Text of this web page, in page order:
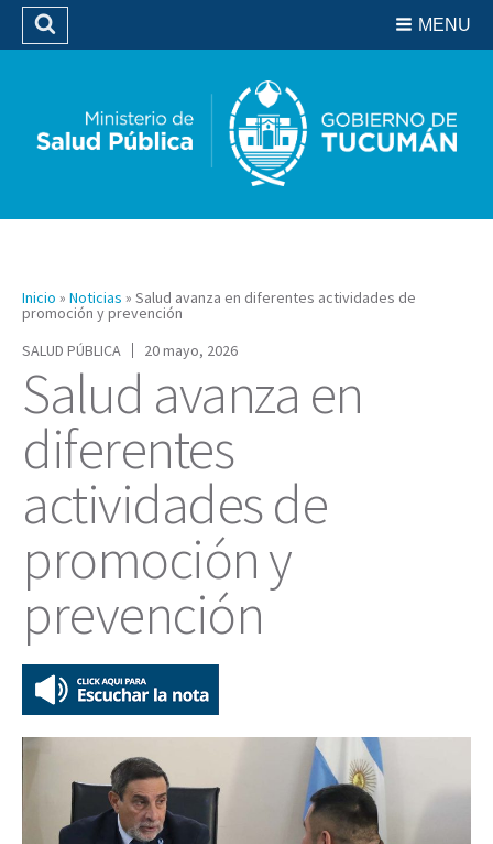
Biblioteca
MENU
Buscar
Inicio » Noticias » Salud avanza en diferentes actividades de
promoción y prevención
SALUD PÚBLICA
20 mayo, 2026
Salud avanza en
diferentes
actividades de
promoción y
prevención